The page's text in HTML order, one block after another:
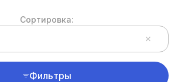
Сортировка:
Фильтры